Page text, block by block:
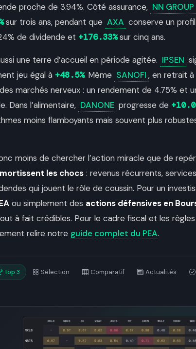
proche de 3.94%. Côté assurance, NN GROUP
sur trois ans, pendant que AXA conserve un
de dividende et +176.33%sur cinq ans.
une terre d’accueil en période agitée. IPSEN
jeu égal à +48.5%. Même SANOFI , en retrait à
marchés nerveux : un rendement de 4.75% et
Dans l’alimentaire, DANONE progresse de
moins flamboyants mais souvent plus
moins de chercher l’action miracle que de
les chocs : revenus récurrents,
qui jouent le rôle de coussin. Pour un
ou simplement des actions défensives en
à fait crédibles. Pour le cadre fiscal et les
relire notre guide complet du PEA.
Top 3 Sélection Comparatif Actualités